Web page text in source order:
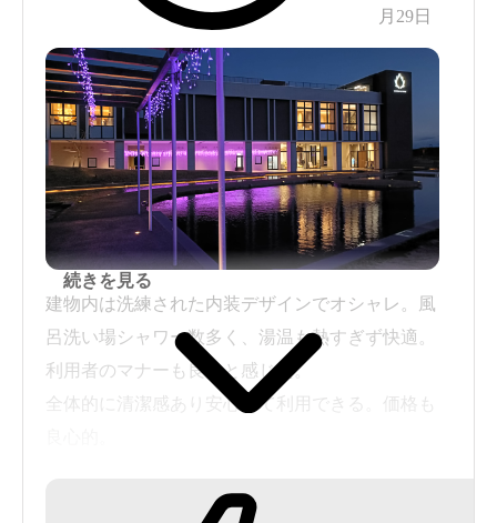
月29日
建物内は洗練された内装デザインでオシャレ。風
呂洗い場シャワー数多く、湯温も熱すぎず快適。
利用者のマナーも良いと感じた。
全体的に清潔感あり安心して利用できる。価格も
続きを見る